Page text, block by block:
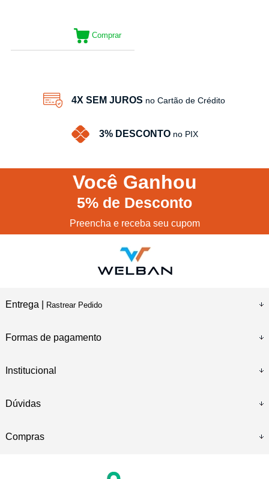
Comprar
4X SEM JUROS no Cartão de Crédito
3% DESCONTO no PIX
Você Ganhou
5% de Desconto
Preencha e receba seu cupom
Entrega | Rastrear Pedido
Formas de pagamento
Institucional
Dúvidas
Compras